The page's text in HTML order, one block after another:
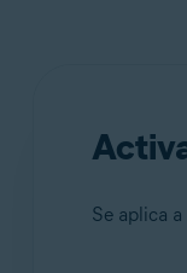
Se aplica